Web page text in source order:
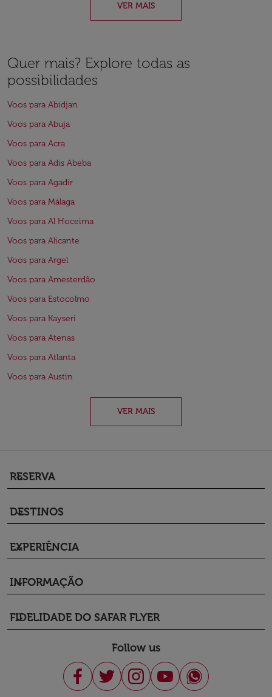
VER MAIS
Quer mais? Explore todas as
possibilidades
Voos para Abidjan
Voos para Abuja
Voos para Acra
Voos para Adis Abeba
Voos para Agadir
Voos para Málaga
Voos para Al Hoceima
Voos para Alicante
Voos para Argel
Voos para Amesterdão
Voos para Estocolmo
Voos para Kayseri
Voos para Atenas
Voos para Atlanta
Voos para Austin
VER MAIS
RESERVA
keyboard_arrow_down
DESTINOS
keyboard_arrow_down
EXPERIÊNCIA
keyboard_arrow_down
INFORMAÇÃO
keyboard_arrow_down
FIDELIDADE DO SAFAR FLYER
keyboard_arrow_down
Follow us